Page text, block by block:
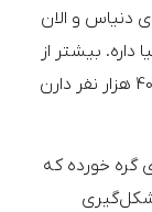
دنیاس و الان
داره. بیشتر از
8 میلیون فنجون قهوه در روز می‌فروشه و 400 هزار نفر دارن
گره خورده که
شکل‌گیری